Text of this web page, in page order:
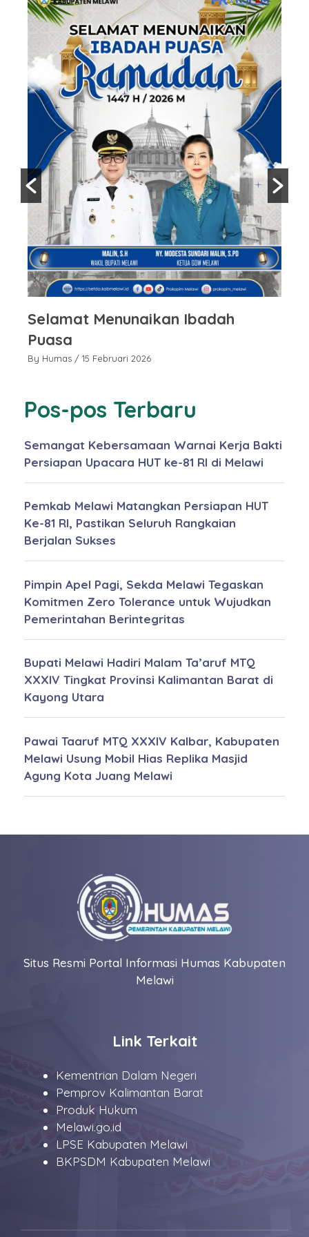
Selamat Menunaikan Ibadah
Puasa
By Humas / 15 Februari 2026
Pos-pos Terbaru
Semangat Kebersamaan Warnai Kerja Bakti
Persiapan Upacara HUT ke-81 RI di Melawi
Pemkab Melawi Matangkan Persiapan HUT
Ke-81 RI, Pastikan Seluruh Rangkaian
Berjalan Sukses
Pimpin Apel Pagi, Sekda Melawi Tegaskan
Komitmen Zero Tolerance untuk Wujudkan
Pemerintahan Berintegritas
Bupati Melawi Hadiri Malam Ta’aruf MTQ
XXXIV Tingkat Provinsi Kalimantan Barat di
Kayong Utara
Pawai Taaruf MTQ XXXIV Kalbar, Kabupaten
Melawi Usung Mobil Hias Replika Masjid
Agung Kota Juang Melawi
Situs Resmi Portal Informasi Humas Kabupaten
Melawi
Link Terkait
Kementrian Dalam Negeri
Pemprov Kalimantan Barat
Produk Hukum
Melawi.go.id
LPSE Kabupaten Melawi
BKPSDM Kabupaten Melawi